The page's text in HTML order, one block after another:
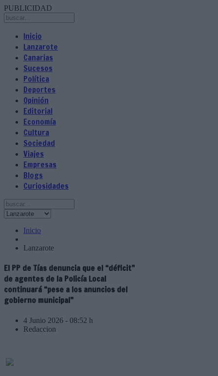
PUBLICIDAD
Inicio
Lanzarote
Canarias
Sucesos
Política
Deportes
Opinión
Editorial
Economía
Cultura
Sociedad
Viajes
Empresas
Blogs
Curiosidades
Inicio
Lanzarote
El PP de Tías denuncia que el “déficit”
de agentes de la Policía Local
continuará “pese a los anuncios del
gobierno municipal”
4 Junio 2026 - 08:52 h
Redaccion